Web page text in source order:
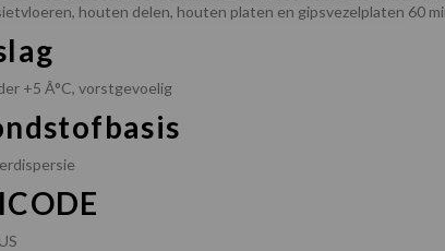
houten delen, houten platen en gipsvezelplaten 60
+5 Â°C, vorstgevoelig